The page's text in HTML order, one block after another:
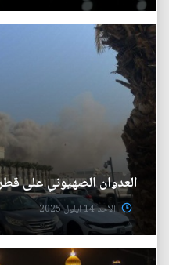
العدوان الصهيوني على
الأحد 14 ايلول 2025